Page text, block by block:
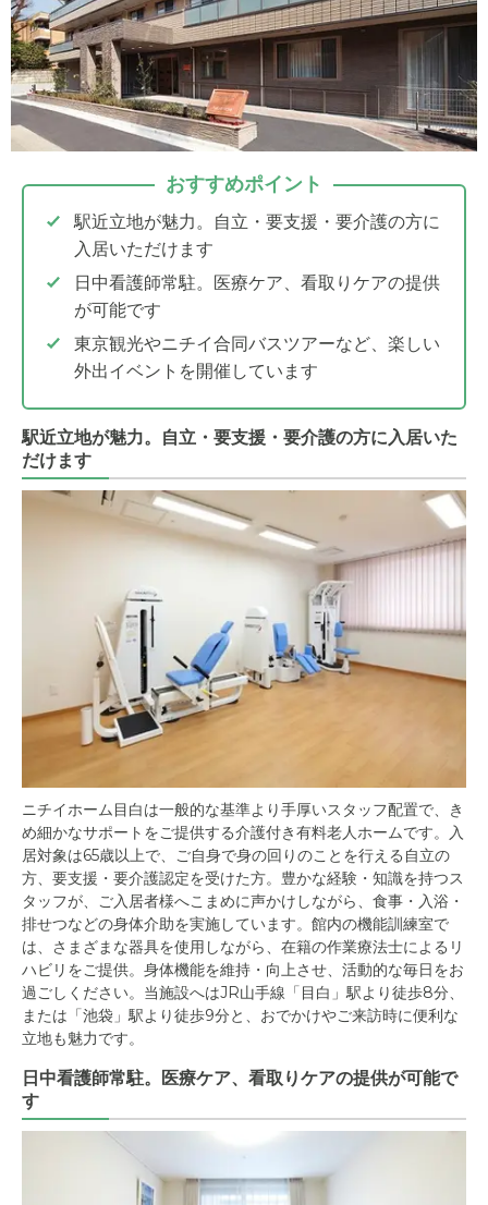
おすすめポイント
駅近立地が魅力。自立・要支援・要介護の方に
入居いただけます
日中看護師常駐。医療ケア、看取りケアの提供
が可能です
東京観光やニチイ合同バスツアーなど、楽しい
外出イベントを開催しています
駅近立地が魅力。自立・要支援・要介護の方に入居いた
だけます
ニチイホーム目白は一般的な基準より手厚いスタッフ配置で、き
め細かなサポートをご提供する介護付き有料老人ホームです。入
居対象は65歳以上で、ご自身で身の回りのことを行える自立の
方、要支援・要介護認定を受けた方。豊かな経験・知識を持つス
タッフが、ご入居者様へこまめに声かけしながら、食事・入浴・
排せつなどの身体介助を実施しています。館内の機能訓練室で
は、さまざまな器具を使用しながら、在籍の作業療法士によるリ
ハビリをご提供。身体機能を維持・向上させ、活動的な毎日をお
過ごしください。当施設へはJR山手線「目白」駅より徒歩8分、
または「池袋」駅より徒歩9分と、おでかけやご来訪時に便利な
立地も魅力です。
日中看護師常駐。医療ケア、看取りケアの提供が可能で
す